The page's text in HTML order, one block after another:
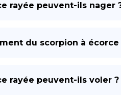
rayée peuvent-ils nager
du scorpion à écorce
rayée peuvent-ils voler ?